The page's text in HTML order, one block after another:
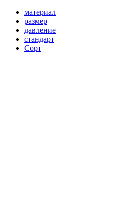
материал
размер
давление
стандарт
Сорт